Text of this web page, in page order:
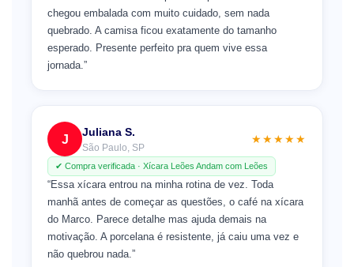
chegou embalada com muito cuidado, sem nada
quebrado. A camisa ficou exatamente do tamanho
esperado. Presente perfeito pra quem vive essa
jornada.”
J
Juliana S.
São Paulo, SP
★★★★★
✔ Compra verificada · Xícara Leões Andam com Leões
“Essa xícara entrou na minha rotina de vez. Toda
manhã antes de começar as questões, o café na xícara
do Marco. Parece detalhe mas ajuda demais na
motivação. A porcelana é resistente, já caiu uma vez e
não quebrou nada.”